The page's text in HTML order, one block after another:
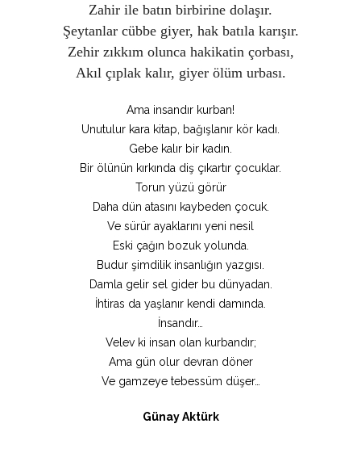
Zahir ile batın birbirine dolaşır.
Şeytanlar cübbe giyer, hak batıla karışır.
Zehir zıkkım olunca hakikatin çorbası,
Akıl çıplak kalır, giyer ölüm urbası.
Ama insandır kurban!
Unutulur kara kitap, bağışlanır kör kadı.
Gebe kalır bir kadın.
Bir ölünün kırkında diş çıkartır çocuklar.
Torun yüzü görür
Daha dün atasını kaybeden çocuk.
Ve sürür ayaklarını yeni nesil
Eski çağın bozuk yolunda.
Budur şimdilik insanlığın yazgısı.
Damla gelir sel gider bu dünyadan.
İhtiras da yaşlanır kendi damında.
İnsandır…
Velev ki insan olan kurbandır;
Ama gün olur devran döner
Ve gamzeye tebessüm düşer…
Günay Aktürk